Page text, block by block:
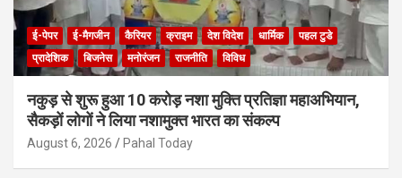
ई-पेपर ई-मैगजीन कैरियर क्राइम देश विदेश धार्मिक
पहल टुडे
प्रादेशिक
बिजनेस मनोरंजन राजनीति विविध
नकुड़ से शुरू हुआ 10 करोड़ नशा मुक्ति प्रतिज्ञा महाअभियान,
सैकड़ों लोगों ने लिया नशामुक्त भारत का संकल्प
August 6, 2026 Pahal Today